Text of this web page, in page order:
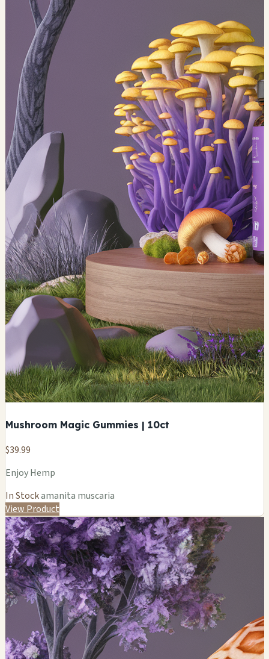
Mushroom Magic Gummies | 10ct
$39.99
Enjoy Hemp
In Stockamanita muscaria
View Product